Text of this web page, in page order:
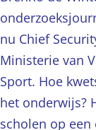
nu Chief
Ministerie van
Sport. Hoe
het onderwijs?
scholen op een